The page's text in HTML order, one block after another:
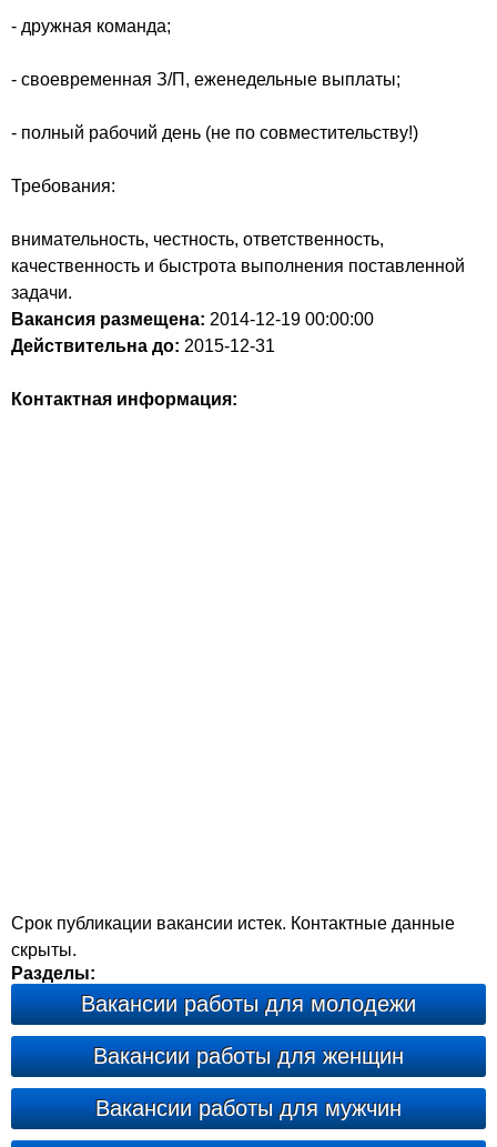
- дружная команда;
- своевременная З/П, еженедельные выплаты;
- полный рабочий день (не по совместительству!)
Требования:
внимательность, честность, ответственность,
качественность и быстрота выполнения поставленной
задачи.
Вакансия размещена: 2014-12-19 00:00:00
Действительна до: 2015-12-31
Контактная информация:
Срок публикации вакансии истек. Контактные данные
скрыты.
Разделы:
Вакансии работы для молодежи
Вакансии работы для женщин
Вакансии работы для мужчин